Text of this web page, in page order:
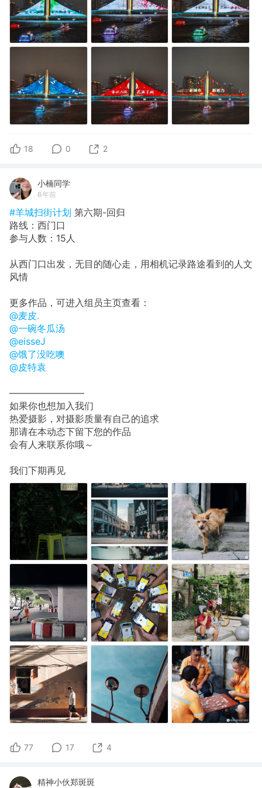
18 0 2
小楠同学
6年前
#羊城扫街计划 第六期-回归
路线：西门口
参与人数：15人
从西门口出发，无目的随心走，用相机记录路途看到的人文
风情
更多作品，可进入组员主页查看：
@麦皮.
@一碗冬瓜汤
@eisseJ
@饿了没吃噢
@皮特袁
————————
如果你也想加入我们
热爱摄影，对摄影质量有自己的追求
那请在本动态下留下您的作品
会有人来联系你哦～
我们下期再见
77 17 4
精神小伙郑斑斑